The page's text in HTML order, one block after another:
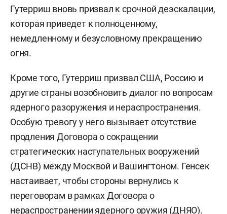
Гутерриш вновь призвал к срочной деэскалации,
которая приведет к полноценному,
немедленному и безусловному прекращению
огня.
Кроме того, Гутерриш призвал США, Россию и
другие страны возобновить диалог по вопросам
ядерного разоружения и нераспространения.
Особую тревогу у него вызывает отсутствие
продления Договора о сокращении
стратегических наступательных вооружений
(ДСНВ) между Москвой и Вашингтоном. Генсек
настаивает, чтобы стороны вернулись к
переговорам в рамках Договора о
нераспространении ядерного оружия (ДНЯО).